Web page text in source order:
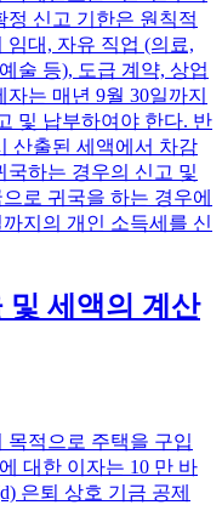
정 신고 기한은 원칙적
임대, 자유 직업 (의료,
술 등), 도급 계약, 상업
는 매년 9월 30일까지
및 납부하여야 한다. 반
산출된 세액에서 차감
하는 경우의 신고 및
로 귀국을 하는 경우에
지의 개인 소득세를 신
및 세액의 계산
목적으로 주택을 구입
대한 이자는 10 만 바
은퇴 상호 기금 공제